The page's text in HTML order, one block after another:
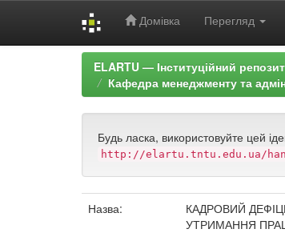
Домівка Перегляд
ELARTU — Інституційний
Кафедра менеджменту та
Будь ласка, використовуйте цей
http://elartu.tntu.edu.ua/
Назва:
КАДРОВИЙ
УТРИМАННЯ